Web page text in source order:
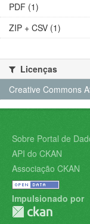
PDF (1)
ZIP + CSV (1)
Licenças
Creative Commons
Sobre Portal de
API do CKAN
Associação CKAN
Impulsionado por